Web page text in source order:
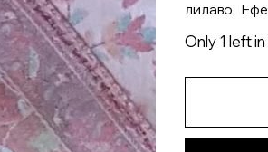
лилаво.
Only 1 left